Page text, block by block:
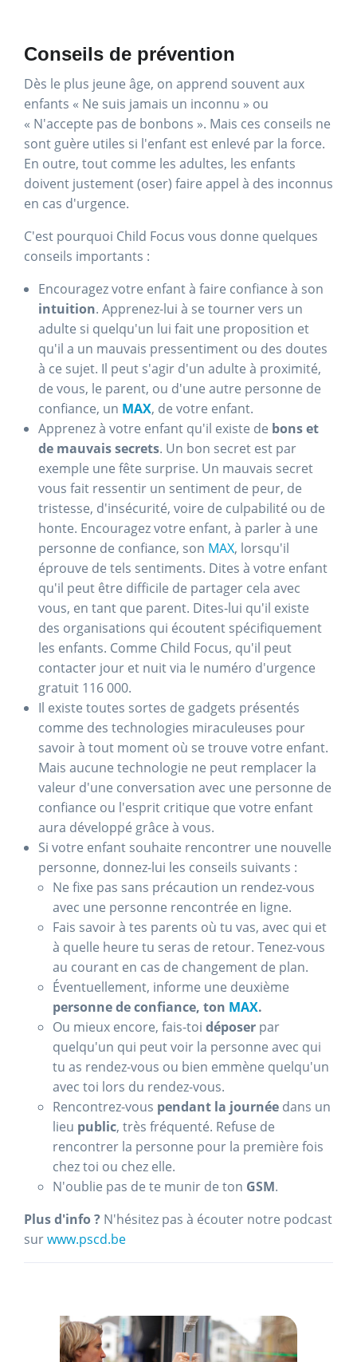
Conseils de prévention
Dès le plus jeune âge, on apprend souvent aux
enfants « Ne suis jamais un inconnu » ou
« N'accepte pas de bonbons ». Mais ces conseils ne
sont guère utiles si l'enfant est enlevé par la force.
En outre, tout comme les adultes, les enfants
doivent justement (oser) faire appel à des inconnus
en cas d'urgence.
C'est pourquoi Child Focus vous donne quelques
conseils importants :
Encouragez votre enfant à faire confiance à son
intuition. Apprenez-lui à se tourner vers un
adulte si quelqu'un lui fait une proposition et
qu'il a un mauvais pressentiment ou des doutes
à ce sujet. Il peut s'agir d'un adulte à proximité,
de vous, le parent, ou d'une autre personne de
confiance, un MAX, de votre enfant.
Apprenez à votre enfant qu'il existe de bons et
de mauvais secrets. Un bon secret est par
exemple une fête surprise. Un mauvais secret
vous fait ressentir un sentiment de peur, de
tristesse, d'insécurité, voire de culpabilité ou de
honte. Encouragez votre enfant, à parler à une
personne de confiance, son MAX, lorsqu'il
éprouve de tels sentiments. Dites à votre enfant
qu'il peut être difficile de partager cela avec
vous, en tant que parent. Dites-lui qu'il existe
des organisations qui écoutent spécifiquement
les enfants. Comme Child Focus, qu'il peut
contacter jour et nuit via le numéro d'urgence
gratuit 116 000.
Il existe toutes sortes de gadgets présentés
comme des technologies miraculeuses pour
savoir à tout moment où se trouve votre enfant.
Mais aucune technologie ne peut remplacer la
valeur d'une conversation avec une personne de
confiance ou l'esprit critique que votre enfant
aura développé grâce à vous.
Si votre enfant souhaite rencontrer une nouvelle
personne, donnez-lui les conseils suivants :
Ne fixe pas sans précaution un rendez-vous
avec une personne rencontrée en ligne.
Fais savoir à tes parents où tu vas, avec qui et
à quelle heure tu seras de retour. Tenez-vous
au courant en cas de changement de plan.
Éventuellement, informe une deuxième
personne de confiance, ton MAX.
Ou mieux encore, fais-toi déposer par
quelqu'un qui peut voir la personne avec qui
tu as rendez-vous ou bien emmène quelqu'un
avec toi lors du rendez-vous.
Rencontrez-vous pendant la journée dans un
lieu public, très fréquenté. Refuse de
rencontrer la personne pour la première fois
chez toi ou chez elle.
N'oublie pas de te munir de ton GSM.
Plus d'info ? N'hésitez pas à écouter notre podcast
surwww.pscd.be